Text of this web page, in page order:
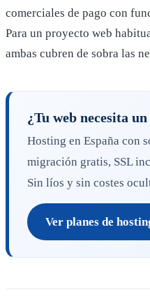
comerciales de pago con
Para un proyecto web
ambas cubren de sobra las
¿Tu web necesita
Hosting en España con
migración gratis, SSL
Sin líos y sin costes
Ver planes de